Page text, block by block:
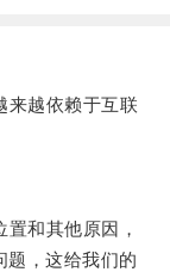
越依赖于互联
和其他原因，
题，这给我们的